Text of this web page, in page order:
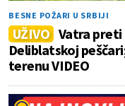
BESNE POŽARI U SRBIJI
UŽIVO Vatra preti
Deliblatskoj
terenu VIDEO